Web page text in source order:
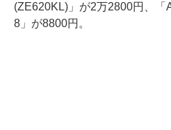
(ZE620KL)」が2万2800円、「
8」が8800円。